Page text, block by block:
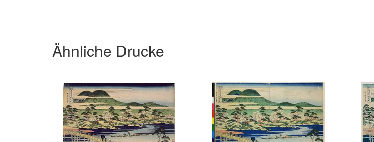
Ähnliche Drucke